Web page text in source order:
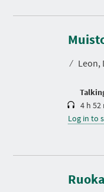
⁄ Leon,
D
r
a
i
4 h 52
Log in to